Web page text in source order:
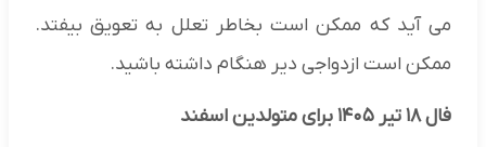
می آید که ممکن است بخاطر تعلل به تعویق بیفتد.
ممکن است ازدواجی دیر هنگام داشته باشید.
فال ۱۸ تیر ۱۴۰۵ برای متولدین اسفند